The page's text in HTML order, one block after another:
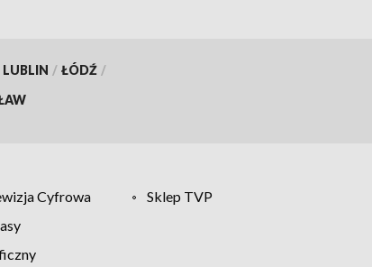
LUBLIN / ŁÓDŹ /
Cyfrowa
Sklep TVP